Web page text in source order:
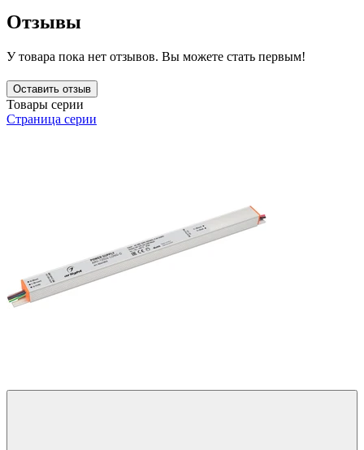
Отзывы
У товара пока нет отзывов. Вы можете стать первым!
Оставить отзыв
Товары серии
Страница серии